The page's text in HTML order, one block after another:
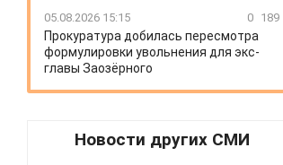
05.08.2026 15:15 0 189
Прокуратура добилась пересмотра
формулировки увольнения для экс-
главы Заозёрного
Новости других СМИ